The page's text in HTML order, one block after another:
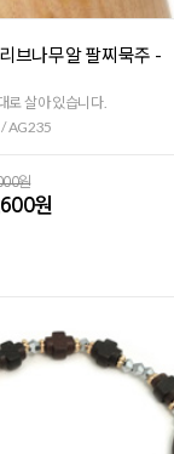
브나무알 팔찌묵주 -
로 살아 있습니다.
AG235
원
원